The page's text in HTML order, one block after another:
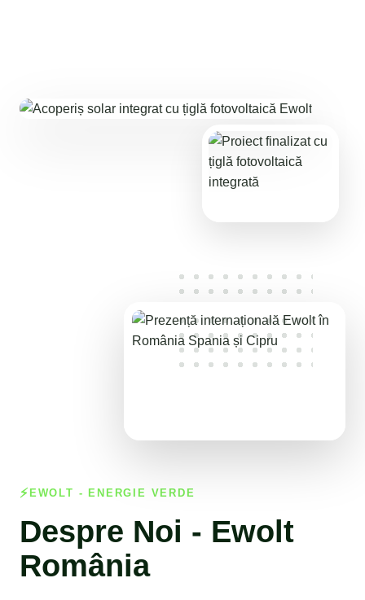
EWOLT - ENERGIE VERDE
Despre Noi - Ewolt
România